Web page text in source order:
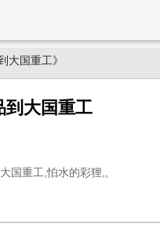
大国重工》
到大国重工
国重工,怕水的彩狸,,